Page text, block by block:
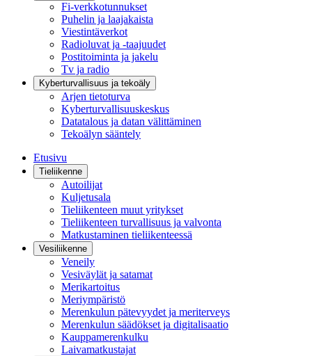
Fi-verkkotunnukset
Puhelin ja laajakaista
Viestintäverkot
Radioluvat ja -taajuudet
Postitoiminta ja jakelu
Tv ja radio
Kyberturvallisuus ja tekoäly
Arjen tietoturva
Kyberturvallisuuskeskus
Datatalous ja datan välittäminen
Tekoälyn sääntely
Etusivu
Tieliikenne
Autoilijat
Kuljetusala
Tieliikenteen muut yritykset
Tieliikenteen turvallisuus ja valvonta
Matkustaminen tieliikenteessä
Vesiliikenne
Veneily
Vesiväylät ja satamat
Merikartoitus
Meriympäristö
Merenkulun pätevyydet ja meriterveys
Merenkulun säädökset ja digitalisaatio
Kauppamerenkulku
Laivamatkustajat